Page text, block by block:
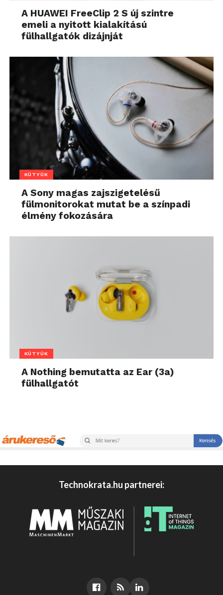
A HUAWEI FreeClip 2 S új szintre
emeli a nyitott kialakítású
fülhallgatók dizájnját
KÜTYÜK
A Sony magas zajszigetelésű
fülmonitorokat mutat be a színpadi
élmény fokozására
KÜTYÜK
A Nothing bemutatta az Ear (3a)
fülhallgatót
Technokrata.hu partnerei: